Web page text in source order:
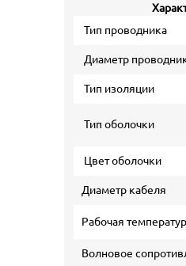
Тип проводника
Диаметр
Тип изоляции
Тип оболочки
Цвет оболочки
Диаметр кабеля
Рабочая
Волновое